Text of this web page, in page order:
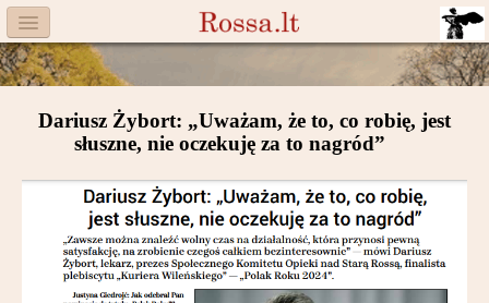
Menu
Facebook
Komitet
Aktualności
Książka
Moneta
Dariusz Żybort: „Uważam, że to, co robię, jest
słuszne, nie oczekuję za to nagród”